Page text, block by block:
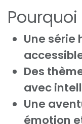
Pourquoi
Une série
Des
avec
Une
émotion